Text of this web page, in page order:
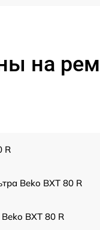
на
R
Beko BXT 80 R
BXT 80 R